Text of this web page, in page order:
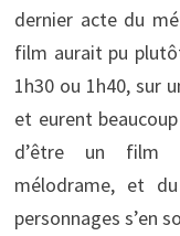
dernier acte du
film aurait pu
1h30 ou 1h40, sur
et eurent
d’être un film
mélodrame, et
personnages s’en